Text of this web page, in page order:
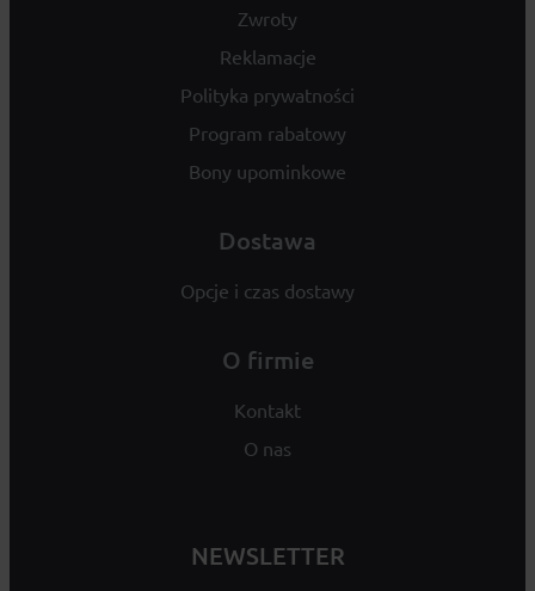
Zwroty
Reklamacje
Polityka prywatności
Program rabatowy
Bony upominkowe
Dostawa
Opcje i czas dostawy
O firmie
Kontakt
O nas
NEWSLETTER